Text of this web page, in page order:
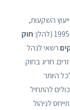
השקעות,
חוק
רשאי לנהל
חריג בחוק
עד 5 תיקים לכל היותר
להתחיל
לניהול